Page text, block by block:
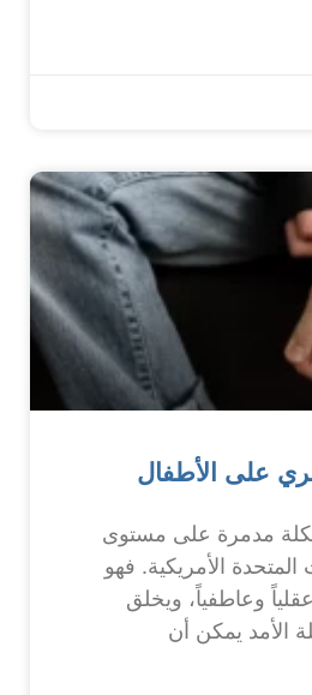
على الأطفال
مدمرة على مستوى
المتحدة الأمريكية. فهو
وعاطفياً، ويخلق
الأمد يمكن أن